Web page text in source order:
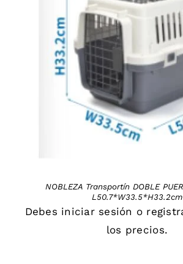
DETAILS
NOBLEZA Transportín DOBLE
L50.7*W33.5*H33.2cm
Debes iniciar sesión o
los precios.